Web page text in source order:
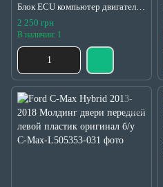
Блок ECU компьютер двигателя
оригинал б/у DM5A-12A650-DC
2 250 грн
В наличии: 1